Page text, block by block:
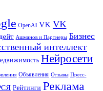
OpenAI VK VK
Ашманов и Партнеры Бизнес
интеллект
Нейросети
Объявления Отзывы Пресс-
Рейтинги Реклама